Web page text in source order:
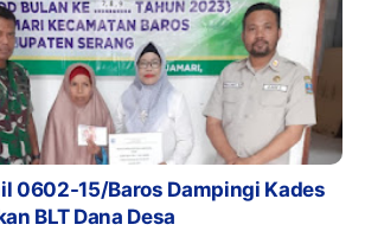
0602-15/Baros Dampingi Kades
BLT Dana Desa